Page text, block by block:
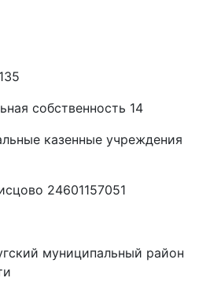
собственность 14
казенные учреждения
24601157051
муниципальный район